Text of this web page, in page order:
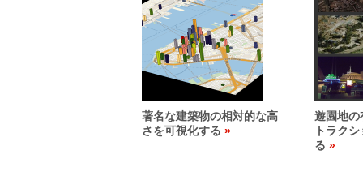
著名な建築物の相対的な高
さを可視化する
遊園地の
トラク
る